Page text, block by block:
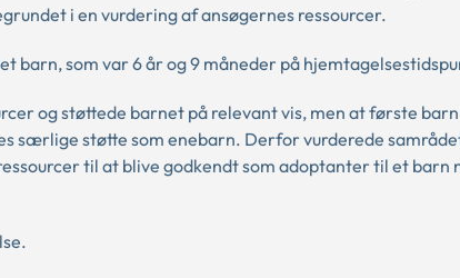
i en vurdering af ansøgernes ressourcer.
barn, som var 6 år og 9 måneder på
og støttede barnet på relevant vis, men at første
særlige støtte som enebarn. Derfor vurderede
til at blive godkendt som adoptanter til et barn